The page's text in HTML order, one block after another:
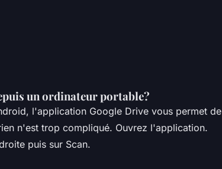
un ordinateur portable?
l'application Google Drive vous permet de
n'est trop compliqué. Ouvrez l'application.
puis sur Scan.